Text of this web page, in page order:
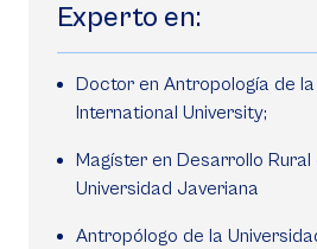
Experto en:
Doctor en Antropología de
International University;
Magíster en Desarrollo Rural
Universidad Javeriana
Antropólogo de la